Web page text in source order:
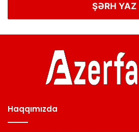
ŞƏRH YAZ
Haqqımızda